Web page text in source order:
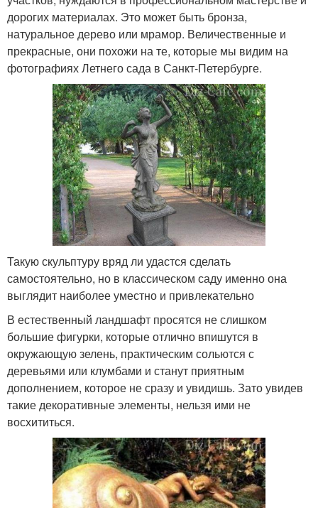
дорогих материалах. Это может быть бронза,
натуральное дерево или мрамор. Величественные и
прекрасные, они похожи на те, которые мы видим на
фотографиях Летнего сада в Санкт-Петербурге.
Такую скульптуру вряд ли удастся сделать
самостоятельно, но в классическом саду именно она
выглядит наиболее уместно и привлекательно
В естественный ландшафт просятся не слишком
большие фигурки, которые отлично впишутся в
окружающую зелень, практическим сольются с
деревьями или клумбами и станут приятным
дополнением, которое не сразу и увидишь. Зато увидев
такие декоративные элементы, нельзя ими не
восхититься.